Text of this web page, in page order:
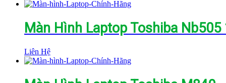
Màn Hình Laptop Toshiba Nb505
Liên Hệ